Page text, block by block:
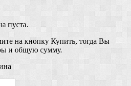
пуста.
на кнопку Купить, тогда Вы
и общую сумму.